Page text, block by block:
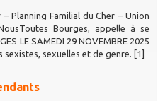
Planning Familial du Cher – Union
Bourges, appelle à se
LE SAMEDI 29 NOVEMBRE 2025
sexuelles et de genre. [1]